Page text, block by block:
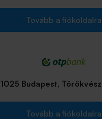
Tovább a fiókoldalra
1025 Budapest,
Tovább a fiókoldalra